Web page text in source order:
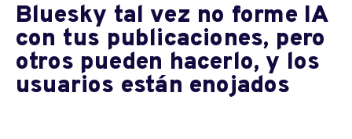
Bluesky tal vez no forme IA
con tus publicaciones, pero
otros pueden hacerlo, y los
usuarios están enojados